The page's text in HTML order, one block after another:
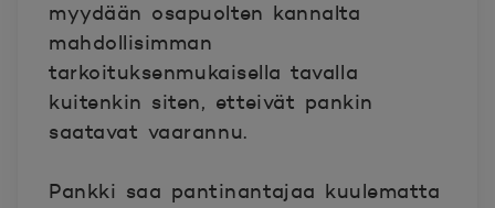
myydään osapuolten kannalta
mahdollisimman
tarkoituksenmukaisella tavalla
kuitenkin siten, etteivät pankin
saatavat vaarannu.
Pankki saa pantinantajaa kuulematta